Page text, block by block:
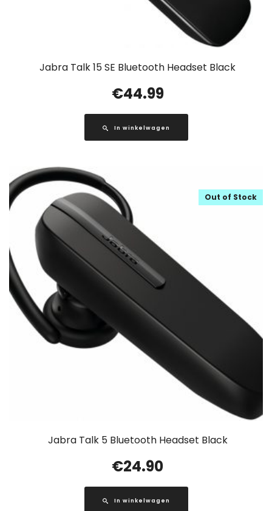
Jabra Talk 15 SE Bluetooth Headset Black
€44.99
In winkelwagen
Jabra Talk 5 Bluetooth Headset Black
Out of Stock
€24.90
In winkelwagen